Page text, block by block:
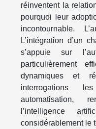
réinventent la
pourquoi leur
incontournable.
L’intégration d’un
s’appuie sur
particulièrement
dynamiques et
interrogations
automatisation,
l’intelligence
considérablement le